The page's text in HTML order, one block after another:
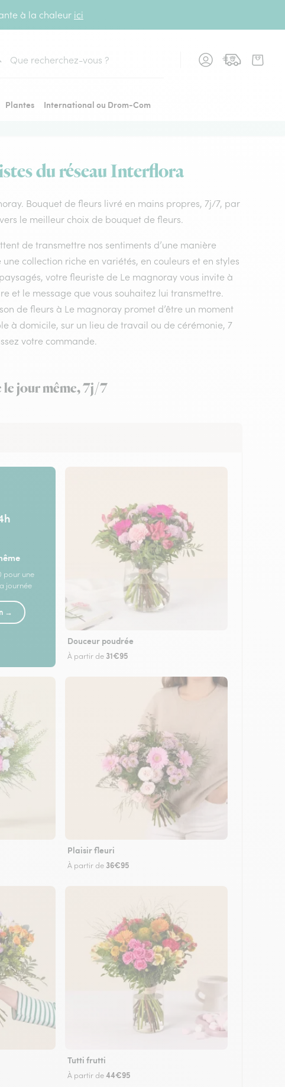
à la chaleur ici
Plantes
International ou Drom-Com
du réseau Interflora
Bouquet de fleurs livré en mains propres, 7j/7, par
le meilleur choix de bouquet de fleurs.
de transmettre nos sentiments d’une manière
collection riche en variétés, en couleurs et en styles
votre fleuriste de Le magnoray vous invite à
et le message que vous souhaitez lui transmettre.
de fleurs à Le magnoray promet d’être un moment
à domicile, sur un lieu de travail ou de cérémonie, 7
votre commande.
le jour même, 7j/7
pour une
journée
→
Douceur poudrée
À partir de 31€95
Plaisir fleuri
À partir de 36€95
Tutti frutti
À partir de44€95